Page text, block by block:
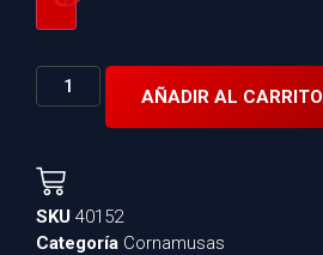
AÑADIR AL CARRITO
SKU 40152
Categoría Cornamusas